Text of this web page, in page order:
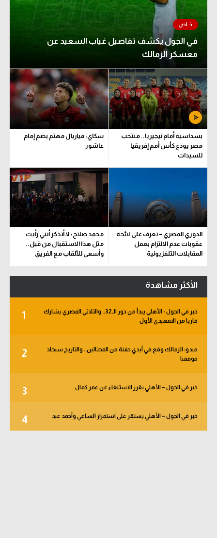
في الجول يكشف تفاصيل غياب السعيد عن
معسكر الزمالك
بسداسية أمام نيجيريا.. منتخب
مصر يودع كأس أمم إفريقيا
للسيدات
سكاي: فياريال مهتم بضم إمام
عاشور
الدوري المصري – تعرف على لائحة
عقوبات عدم الالتزام بعمل
المقابلات التلفزيونية
محمد صلاح: لا أتذكر أنني رأيت
مثل هذا الاستقبال من قبل..
وأسعى للألقاب مع الفريق
الأكثر مشاهدة
1
خبر في الجول - الأهلي يبدأ من دور الـ 32.. والثلاثي المصري يشارك
قاريا من التمهيدي الأول
2
ميدو: الزمالك وقع في أيدي حفنة من المحتالين.. والتاريخ سيخلد
موقفنا
3 خبر في الجول – الأهلي يقرر الاستنغاء عن عمر كمال
4 خبر في الجول – الأهلي يستقر على استمرار الساعي وأحمد عيد